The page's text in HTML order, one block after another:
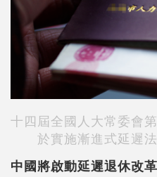
十四屆全國人大常委會
於實施漸進式延遲
中國將啟動延遲退休改革